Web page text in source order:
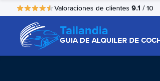
Valoraciones de clientes 9.1 / 10
Tailandia
GUIA DE ALQUILER DE